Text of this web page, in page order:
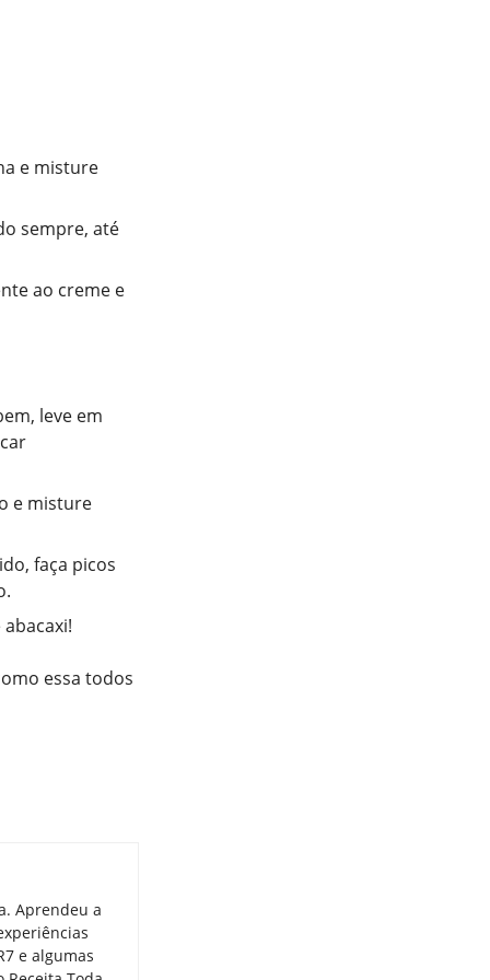
e misture
sempre, até
ao creme e
leve em
e misture
faça picos
essa todos
Aprendeu a
e algumas